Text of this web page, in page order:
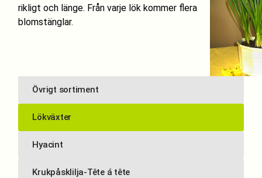
Övrigt sortiment
Lökväxter
Hyacint
Krukpåsklilja-Tête á tête
rikligt och länge. Från varje lök kommer flera
blomstänglar.